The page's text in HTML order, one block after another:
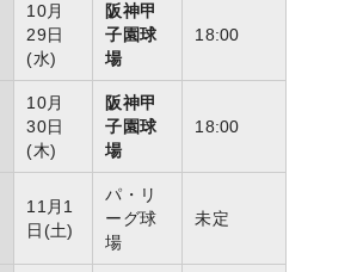
10月
29日
(水)
阪神甲
子園球
場
18:00
10月
30日
(木)
阪神甲
子園球
場
18:00
11月1
日(土)
パ・リ
ーグ球
場
未定